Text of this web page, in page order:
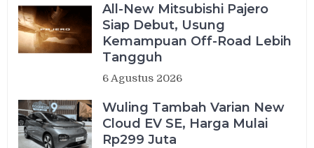
All-New Mitsubishi Pajero
Siap Debut, Usung
Kemampuan Off-Road Lebih
Tangguh
6 Agustus 2026
Wuling Tambah Varian New
Cloud EV SE, Harga Mulai
Rp299 Juta